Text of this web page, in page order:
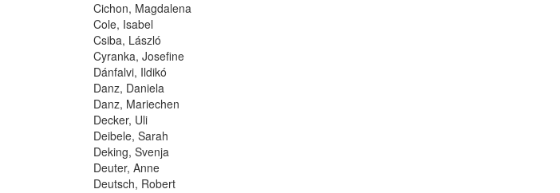
Cichon, Magdalena
Cole, Isabel
Csiba, László
Cyranka, Josefine
Dánfalvi, Ildikó
Danz, Daniela
Danz, Mariechen
Decker, Uli
Deibele, Sarah
Deking, Svenja
Deuter, Anne
Deutsch, Robert